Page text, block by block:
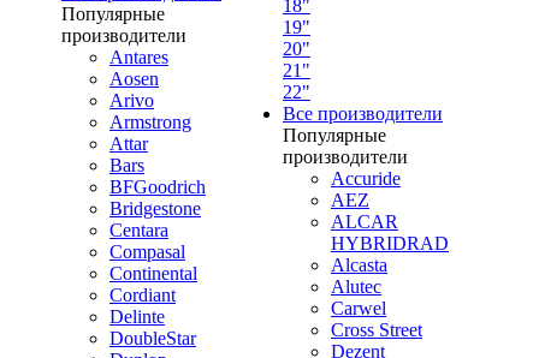
Популярные
производители
Antares
Aosen
Arivo
Armstrong
Attar
Bars
BFGoodrich
Bridgestone
Centara
Compasal
Continental
Cordiant
Delinte
DoubleStar
18"
19"
20"
21"
22"
Все производители
Популярные
производители
Accuride
AEZ
ALCAR
HYBRIDRAD
Alcasta
Alutec
Carwel
Cross Street
Dezent